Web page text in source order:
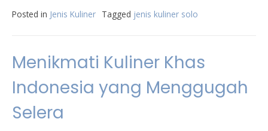
Posted in Jenis Kuliner Tagged jenis kuliner solo
Menikmati Kuliner Khas
Indonesia yang Menggugah
Selera